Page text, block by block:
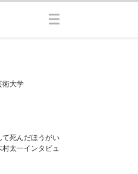
術大学
て死んだほうがい
太一インタビュ